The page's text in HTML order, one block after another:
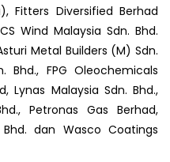
Fitters Diversified Berhad
Wind Malaysia Sdn. Bhd.
Metal Builders (M) Sdn.
Bhd., FPG Oleochemicals
Lynas Malaysia Sdn. Bhd.,
Petronas Gas Berhad,
dan Wasco Coatings